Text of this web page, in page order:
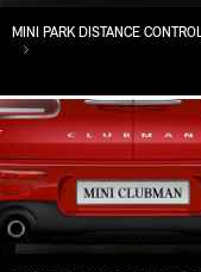
MINI PARK DISTANCE